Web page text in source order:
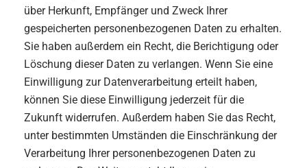
über Herkunft, Empfänger und Zweck Ihrer
gespeicherten personenbezogenen Daten zu erhalten.
Sie haben außerdem ein Recht, die Berichtigung oder
Löschung dieser Daten zu verlangen. Wenn Sie eine
Einwilligung zur Datenverarbeitung erteilt haben,
können Sie diese Einwilligung jederzeit für die
Zukunft widerrufen. Außerdem haben Sie das Recht,
unter bestimmten Umständen die Einschränkung der
Verarbeitung Ihrer personenbezogenen Daten zu